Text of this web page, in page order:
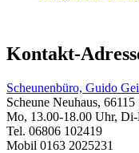
Kontakt-
Scheunenbüro, Guido
Scheune Neuhaus, 66115
Mo, 13.00-18.00 Uhr,
Tel. 06806 102419
Mobil 0163 2025231